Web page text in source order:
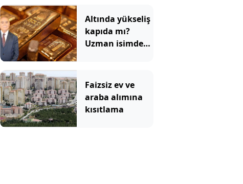
Altında yükseliş
kapıda mı?
Uzman isimden
Faizsiz ev ve
araba alımına
kısıtlama